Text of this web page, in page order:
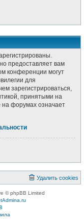
предоставляет вам
конференции могут
для
зарегистрироваться,
принятыми на
форумах означает
Удалить cookies
© phpBB Limited